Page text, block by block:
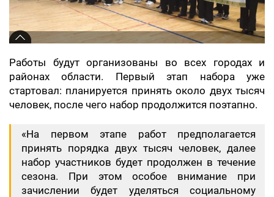
Работы будут организованы во всех городах и
районах области. Первый этап набора уже
стартовал: планируется принять около двух тысяч
человек, после чего набор продолжится поэтапно.
«На первом этапе работ предполагается
принять порядка двух тысяч человек, далее
набор участников будет продолжен в течение
сезона. При этом особое внимание при
зачислении будет уделяться социальному